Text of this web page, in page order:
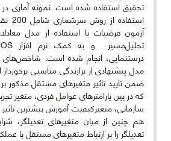
تحقیق استفاده شده است. نمونه آماری
آزمون فرضیات با استفاده از مدل
تحلیل‌مسیر و به کمک نرم افزار
درستنمایی، انجام شده است. شاخص‌های
مدل پیشنهادی از برازندگی مناسبی
ضمن تایید تاثیر متغیرهای مستقل مذکور
که در بین پارامترهای عوامل فردی، متغیر
سازمانی، متغیرکیفیت آموزش بیشترین تاثیر
هم چنین از میان متغیرهای تعدیلگر،
تعدیلگر را بر ارتباط متغیرهای مستقل با